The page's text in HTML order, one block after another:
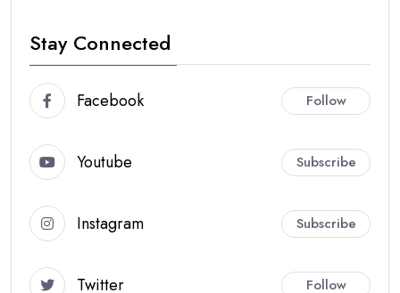
Stay Connected
Facebook Follow
Youtube Subscribe
Instagram Subscribe
Twitter Follow